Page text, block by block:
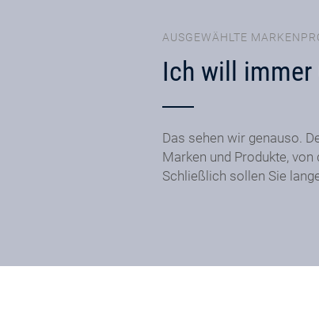
AUSGEWÄHLTE
Ich will immer
Das sehen wir genauso.
Marken und Produkte,
Schließlich sollen Sie